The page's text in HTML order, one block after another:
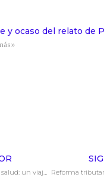
y ocaso del relato de